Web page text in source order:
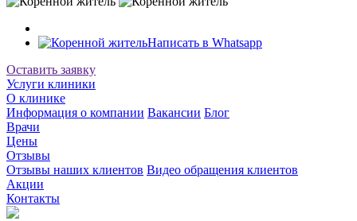
Написать в Whatsapp
Оставить заявку
Услуги клиники
О клинике
Информация о компании Вакансии Блог
Врачи
Цены
Отзывы
Отзывы наших клиентов Видео обращения клиентов
Акции
Контакты